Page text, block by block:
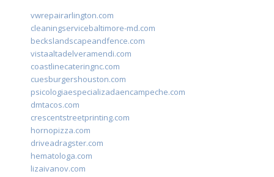
vwrepairarlington.com
cleaningservicebaltimore-md.com
beckslandscapeandfence.com
vistaaltadelveramendi.com
coastlinecateringnc.com
cuesburgershouston.com
psicologiaespecializadaencampeche.com
dmtacos.com
crescentstreetprinting.com
hornopizza.com
driveadragster.com
hematologa.com
lizaivanov.com